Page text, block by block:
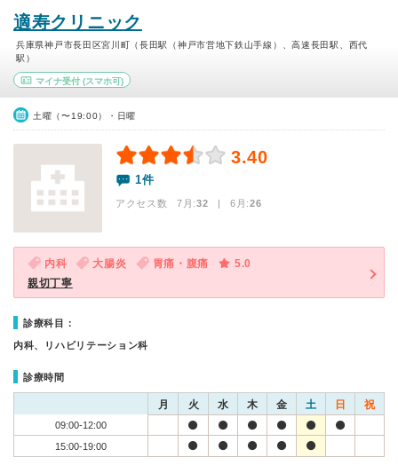
適寿クリニック
兵庫県神戸市長田区宮川町（長田駅（神戸市営地下鉄山手線）、高速長田駅、西代
駅）
マイナ受付 (スマホ可)
土曜（〜19:00）・日曜
3.40
1件
アクセス数 7月:32 | 6月:26
内科 大腸炎 胃痛・腹痛
5.0
親切丁寧
診療科目：
内科、リハビリテーション科
診療時間
月 火 水 木 金 土 日 祝
09:00-12:00
15:00-19:00